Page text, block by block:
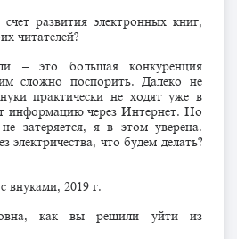
развития электронных книг,
читателей?
– это большая конкуренция
сложно поспорить. Далеко не
практически не ходят уже в
информацию через Интернет. Но
затеряется, я в этом уверена.
электричества, что будем делать?
внуками, 2019 г.
как вы решили уйти из